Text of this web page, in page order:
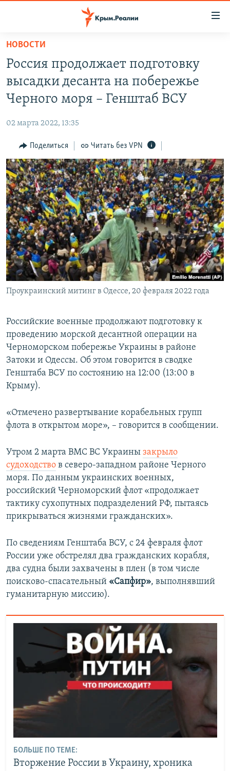
Вернуться
основному
содержанию
Вернутся
главной
навигации
Вернутся
поиску
СПЕЦПРОЕКТЫ
11 ЛЕТ ОККУПАЦИИ КРЫМА. 11 ИСТОРИЙ СОПРОТИВЛЕНИЯ
ВОДА
ЕЩЕ
ИНТЕРАКТИВ
ИНФОГРАФИКА
ТЕЛЕПРОЕКТ КРЫМ.РЕАЛИИ
СОВЕТЫ ПРАВОЗАЩИТНИКОВ
ПРОПАВШИЕ БЕЗ ВЕСТИ
ПОБЕДИТЕЛЕЙ НЕ СУДЯТ?
КРЫМ.НЕПОКОРЕННЫЙ
ELIFBE
УКРАИНСКАЯ ПРОБЛЕМА КРЫМА
РАДІО СВОБОДА
КАК ОБОЙТИ БЛОКИРОВКУ
Українською
Qırımtatar
ПРИСОЕДИНЯЙТЕСЬ!
НОВОСТИ
Россия продолжает подготовку
высадки десанта на побережье
Черного моря – Генштаб ВСУ
02 марта 2022, 13:35
Поделиться Читать без VPN
Проукраинский митинг в Одессе, 20 февраля 2022 года
Российские военные продолжают подготовку к
проведению морской десантной операции на
Черноморском побережье Украины в районе
Затоки и Одессы. Об этом говорится в сводке
Генштаба ВСУ по состоянию на 12:00 (13:00 в
Крыму).
«Отмечено развертывание корабельных групп
флота в открытом море», – говорится в сообщении.
Утром 2 марта ВМС ВС Украины закрыло
судоходство в северо-западном районе Черного
моря. По данным украинских военных,
российский Черноморский флот «продолжает
тактику сухопутных подразделений РФ, пытаясь
прикрываться жизнями гражданских».
По сведениям Генштаба ВСУ, с 24 февраля флот
России уже обстрелял два гражданских корабля,
два судна были захвачены в плен (в том числе
поисково-спасательный «Сапфир», выполнявший
гуманитарную миссию).
БОЛЬШЕ ПО ТЕМЕ:
Вторжение России в Украину, хроника